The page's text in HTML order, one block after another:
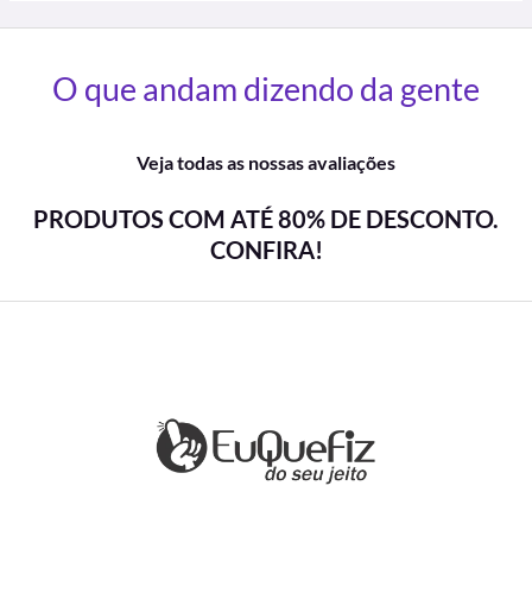
O que andam dizendo da gente
Veja todas as nossas avaliações
PRODUTOS COM ATÉ 80% DE DESCONTO.
CONFIRA!